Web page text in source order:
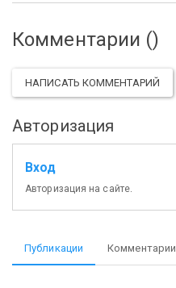
Комментарии ()
НАПИСАТЬ КОММЕНТАРИЙ
Авторизация
Вход
Авторизация на сайте.
Публикации Комментарии